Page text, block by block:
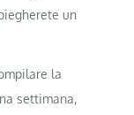
un
la
settimana,